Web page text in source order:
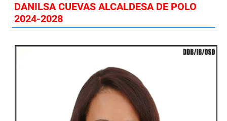
DANILSA CUEVAS ALCALDESA DE POLO
2024-2028